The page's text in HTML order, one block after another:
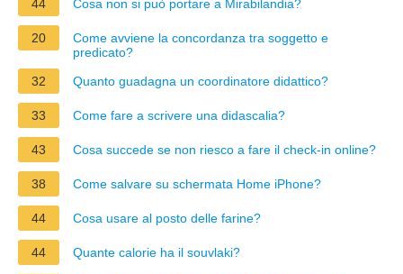
44 Cosa non si può portare a Mirabilandia?
20
Come avviene la concordanza tra soggetto e
predicato?
32
Quanto guadagna un coordinatore didattico?
33 Come fare a scrivere una didascalia?
43 Cosa succede se non riesco a fare il check-in online?
38 Come salvare su schermata Home iPhone?
44 Cosa usare al posto delle farine?
44 Quante calorie ha il souvlaki?